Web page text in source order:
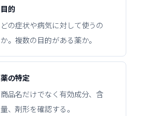
目的
どの症状や病気に対して使うの
か。複数の目的がある薬か。
薬の特定
商品名だけでなく有効成分、含
量、剤形を確認する。